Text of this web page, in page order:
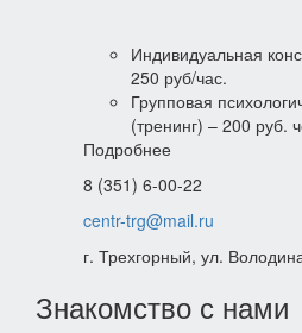
Индивидуальная
250 руб/час.
Групповая
(тренинг) – 200 руб.
Подробнее
8 (351) 6-00-22
centr-trg@mail.ru
г. Трехгорный, ул.
Знакомство с нами